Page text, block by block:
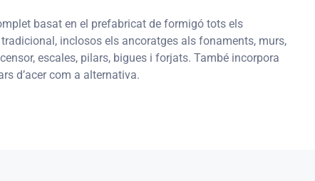
basat en el prefabricat de formigó tots els
inclosos els ancoratges als fonaments, murs,
escales, pilars, bigues i forjats. També incorpora
d’acer com a alternativa.